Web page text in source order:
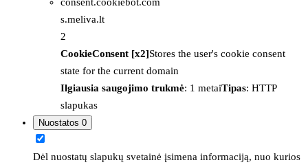
s.meliva.lt
2
CookieConsent [x2]Stores the user's cookie consent
state for the current domain
Ilgiausia saugojimo trukmė: 1 metaiTipas: HTTP
slapukas
Nuostatos 0
Dėl nuostatų slapukų svetainė įsimena informaciją, nuo kurios